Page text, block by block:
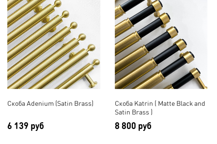
Скоба Adenium (Satin Brass)
6 139 руб
Скоба Katrin ( Matte Black and
Satin Brass )
8 800 руб